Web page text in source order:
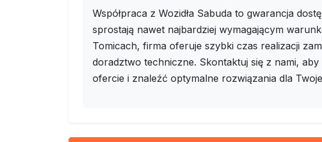
Współpraca z Wozidła Sabuda to gwarancja
sprostają nawet najbardziej wymagającym
Tomicach, firma oferuje szybki czas realizacji
doradztwo techniczne. Skontaktuj się z nami, aby
ofercie i znaleźć optymalne rozwiązania dla